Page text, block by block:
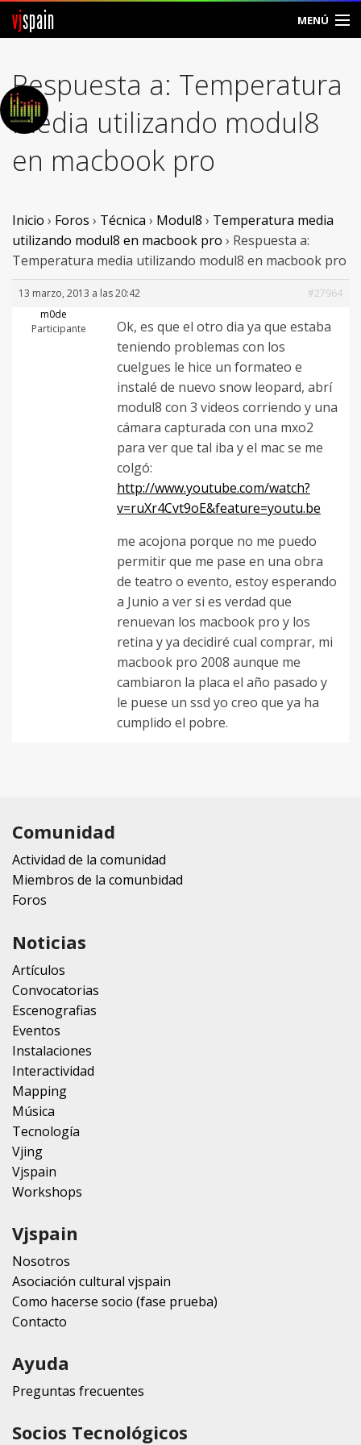
vjspain MENÚ
Foros
Noticias
Vjspain
Ayuda
Entrar
Crear Cuenta
Respuesta a: Temperatura
media utilizando modul8
en macbook pro
Inicio › Foros › Técnica › Modul8 › Temperatura media
utilizando modul8 en macbook pro › Respuesta a:
Temperatura media utilizando modul8 en macbook pro
13 marzo, 2013 a las 20:42
#27964
m0de
Participante
Ok, es que el otro dia ya que estaba
teniendo problemas con los
cuelgues le hice un formateo e
instalé de nuevo snow leopard, abrí
modul8 con 3 videos corriendo y una
cámara capturada con una mxo2
para ver que tal iba y el mac se me
colgó:
http://www.youtube.com/watch?
v=ruXr4Cvt9oE&feature=youtu.be
me acojona porque no me puedo
permitir que me pase en una obra
de teatro o evento, estoy esperando
a Junio a ver si es verdad que
renuevan los macbook pro y los
retina y ya decidiré cual comprar, mi
macbook pro 2008 aunque me
cambiaron la placa el año pasado y
le puese un ssd yo creo que ya ha
cumplido el pobre.
Comunidad
Actividad de la comunidad
Miembros de la comunbidad
Foros
Noticias
Artículos
Convocatorias
Escenografias
Eventos
Instalaciones
Interactividad
Mapping
Música
Tecnología
Vjing
Vjspain
Workshops
Vjspain
Nosotros
Asociación cultural vjspain
Como hacerse socio (fase prueba)
Contacto
Ayuda
Preguntas frecuentes
Socios Tecnológicos